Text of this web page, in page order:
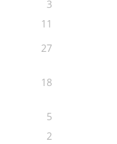
3
11
27
18
5
2